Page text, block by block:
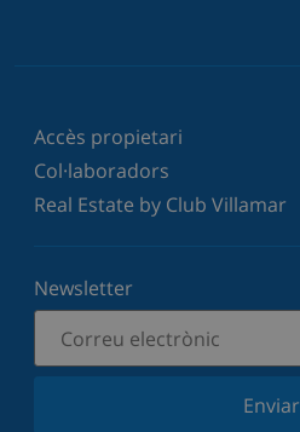
Accès propietari
Col·laboradors
Real Estate by Club Villamar
Newsletter
Enviar